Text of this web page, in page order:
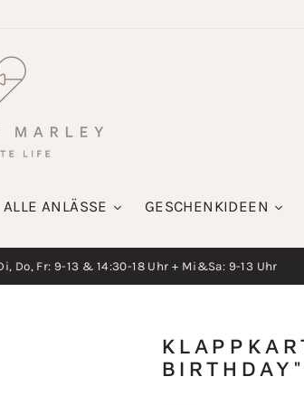
ALLE ANLÄSSE GESCHENKIDEEN
Do, Fr: 9-13 & 14:30-18 Uhr + Mi&Sa: 9-13 Uhr
BIRTHDAY"